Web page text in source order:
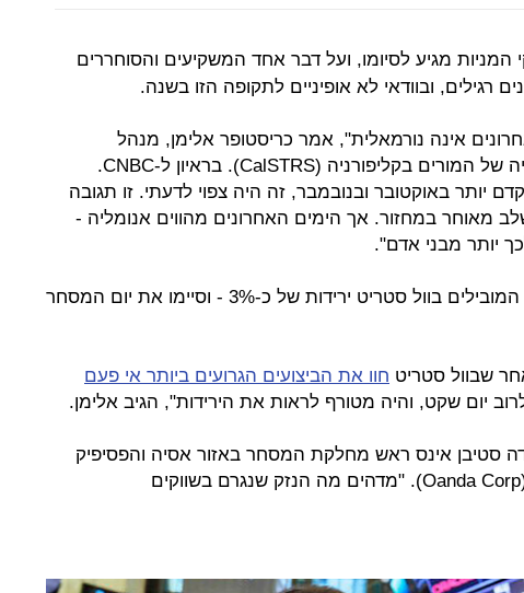
מגיע לסיומו, ועל דבר אחד המשקיעים והסוחררים
רגילים, ובוודאי לא אופיניים לתקופה הזו בשנה.
אינה נורמאלית", אמר כריסטופר אלימן, מנהל
ההשקעות בקרן הפנסיה של המורים בקליפורניה (CalSTRS). בראיון ל-CNBC.
יותר באוקטובר ובנובמבר, זה היה צפוי לדעתי. זו תגובה
מאוחר במחזור. אך הימים האחרונים מהווים אנומליה -
יותר מבני אדם".
סטריט ירידות של כ-3% - וסיימו את יום המסחר
שבוול סטריט חוו את הביצועים הגרועים ביותר אי פעם
יום שקט, והיה מטורף לראות את הירידות", הגיב אלימן.
סטיבן אינס ראש מחלקת המסחר באזור אסיה והפסיפיק
בחברת אואנדה קורפ (Oanda Corp). "מדהים מה הנזק שנגרם בשווקים